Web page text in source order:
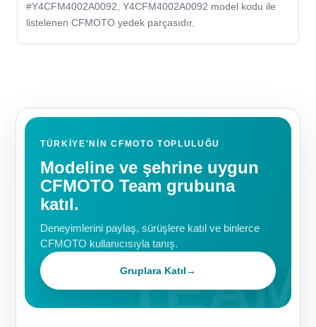
#Y4CFM4002A0092, Y4CFM4002A0092 model kodu ile
listelenen CFMOTO yedek parçasıdır.
TÜRKIYE'NIN CFMOTO TOPLULUĞU
Modeline ve şehrine uygun
CFMOTO Team grubuna
katıl.
Deneyimlerini paylaş, sürüşlere katıl ve binlerce
CFMOTO kullanıcısıyla tanış.
Gruplara Katıl→